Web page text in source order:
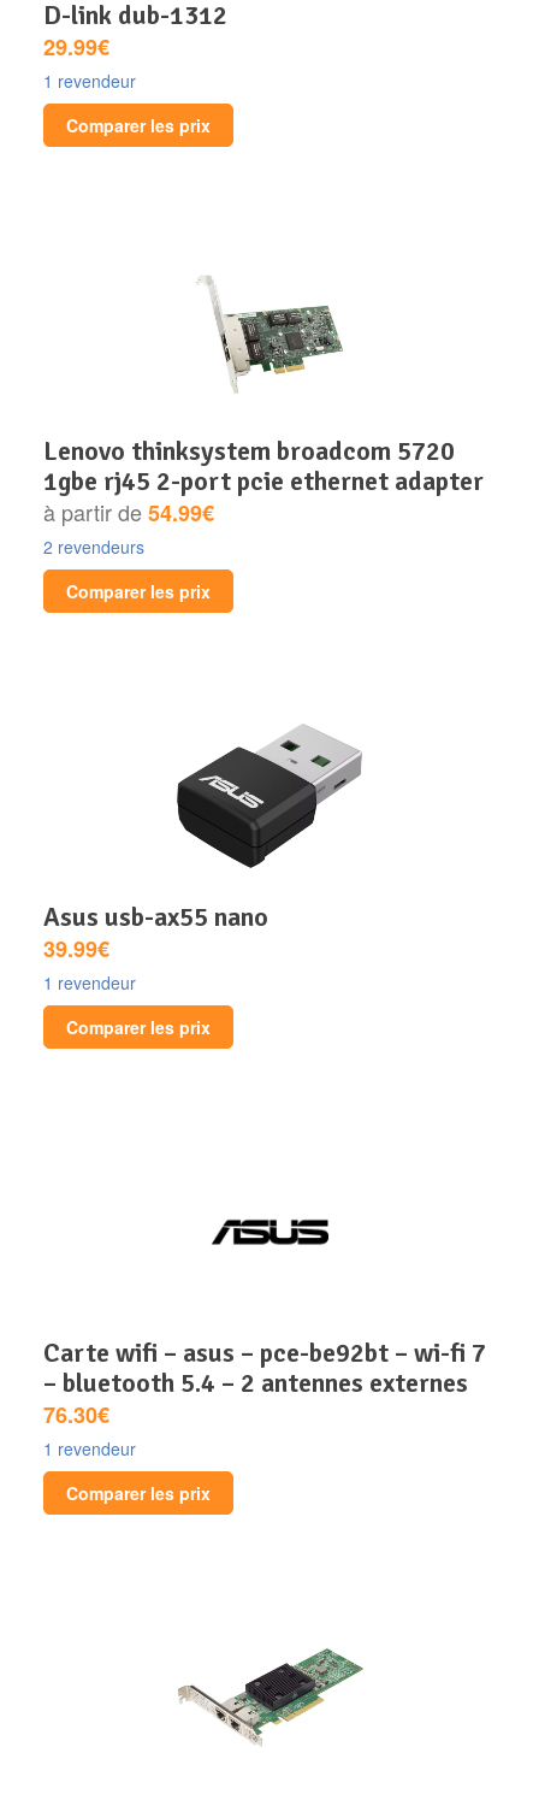
d-link dub-1312
29.99€
1 revendeur
Comparer les prix
lenovo thinksystem broadcom 5720
1gbe rj45 2-port pcie ethernet adapter
à partir de54.99€
2 revendeurs
Comparer les prix
asus usb-ax55 nano
39.99€
1 revendeur
Comparer les prix
carte wifi – asus – pce-be92bt – wi-fi 7
– bluetooth 5.4 – 2 antennes externes
76.30€
1 revendeur
Comparer les prix